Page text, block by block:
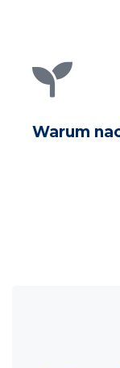
Warum